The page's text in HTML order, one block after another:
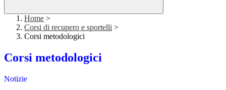
Home >
Corsi di recupero e sportelli >
Corsi metodologici
Corsi metodologici
Notizie